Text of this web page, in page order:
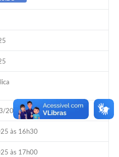
2021, Art 75, II
às 16h30
às 17h00